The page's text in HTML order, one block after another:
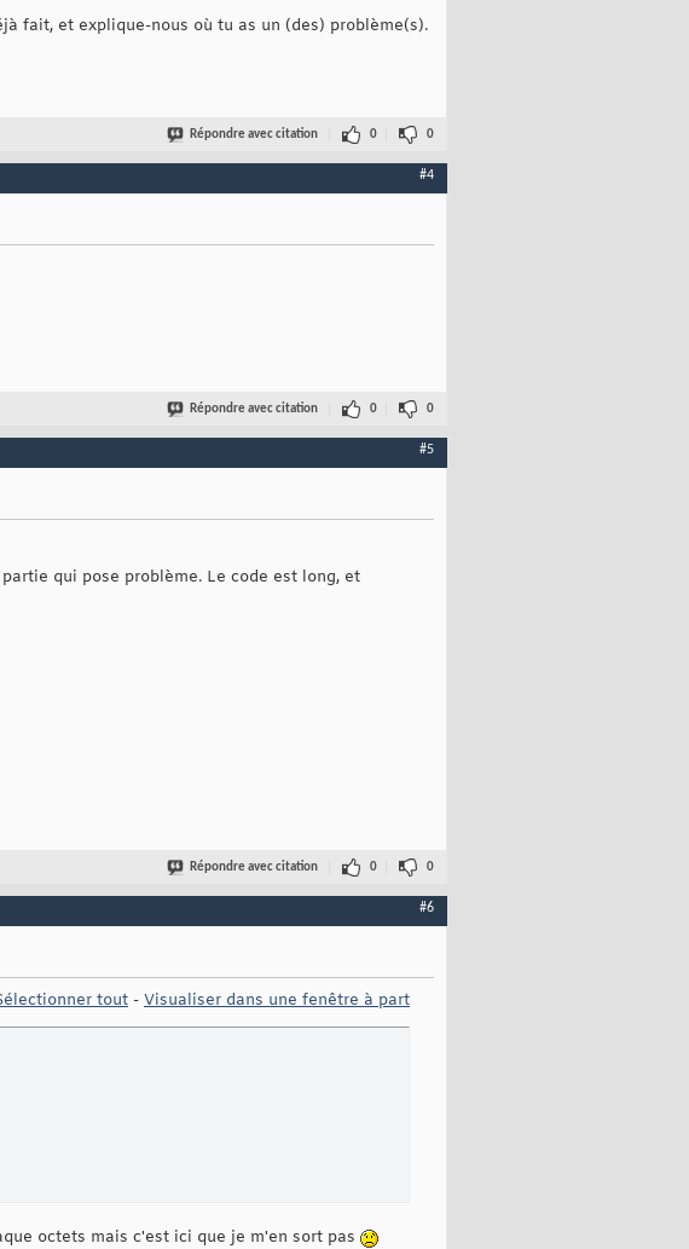
fait, et explique-nous où tu as un (des) problème(s).
Répondre avec citation 0 0
#4
Répondre avec citation 0 0
#5
qui pose problème. Le code est long, et
Répondre avec citation 0 0
#6
tout - Visualiser dans une fenêtre à part
octets mais c'est ici que je m'en sort pas